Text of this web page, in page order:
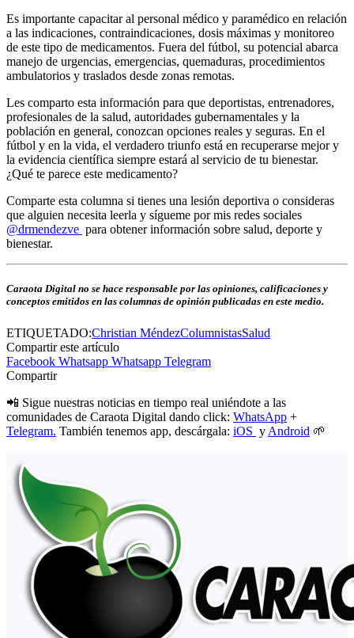
Es importante capacitar al personal médico y paramédico en relación
a las indicaciones, contraindicaciones, dosis máximas y monitoreo
de este tipo de medicamentos. Fuera del fútbol, su potencial abarca
manejo de urgencias, emergencias, quemaduras, procedimientos
ambulatorios y traslados desde zonas remotas.
Les comparto esta información para que deportistas, entrenadores,
profesionales de la salud, autoridades gubernamentales y la
población en general, conozcan opciones reales y seguras. En el
fútbol y en la vida, el verdadero triunfo está en recuperarse mejor y
la evidencia científica siempre estará al servicio de tu bienestar.
¿Qué te parece este medicamento?
Comparte esta columna si tienes una lesión deportiva o consideras
que alguien necesita leerla y sígueme por mis redes sociales
@drmendezve para obtener información sobre salud, deporte y
bienestar.
Caraota Digital no se hace responsable por las opiniones, calificaciones y
conceptos emitidos en las columnas de opinión publicadas en este medio.
ETIQUETADO:Christian MéndezColumnistasSalud
Compartir este artículo
Facebook Whatsapp Whatsapp Telegram
Compartir
📲 Sigue nuestras noticias en tiempo real uniéndote a las
comunidades de Caraota Digital dando click: WhatsApp +
Telegram. También tenemos app, descárgala: iOS y Android 🌱